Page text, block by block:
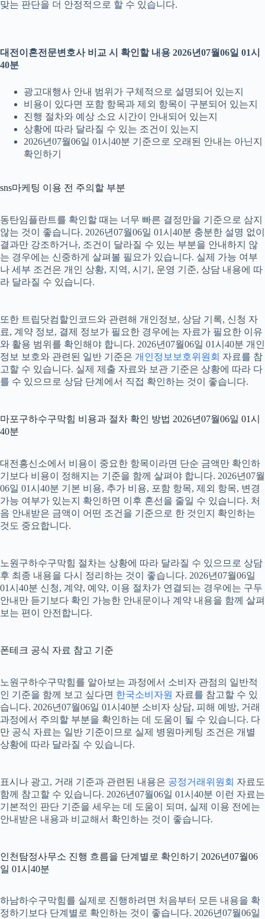
맞는 판단을 더 안정적으로 할 수 있습니다.
대전이혼전문변호사 비교 시 확인할 내용 2026년07월06일 01시
40분
광고대행사 안내 범위가 구체적으로 설명되어 있는지
비용이 있다면 포함 항목과 제외 항목이 구분되어 있는지
진행 절차와 예상 소요 시간이 안내되어 있는지
상황에 따라 달라질 수 있는 조건이 있는지
2026년07월06일 01시40분 기준으로 오래된 안내는 아닌지
확인하기
sns마케팅 이용 전 주의할 부분
동탄임플란트를 확인할 때는 너무 빠른 결정만을 기준으로 삼지
않는 것이 좋습니다. 2026년07월06일 01시40분 충분한 설명 없이
결과만 강조하거나, 조건이 달라질 수 있는 부분을 안내하지 않
는 경우에는 신중하게 살펴볼 필요가 있습니다. 실제 가능 여부
나 세부 조건은 개인 상황, 지역, 시기, 운영 기준, 상담 내용에 따
라 달라질 수 있습니다.
또한 트립닷컴할인코드와 관련해 개인정보, 상담 기록, 신청 자
료, 계약 정보, 결제 정보가 필요한 경우에는 자료가 필요한 이유
와 활용 범위를 확인해야 합니다. 2026년07월06일 01시40분 개인
정보 보호와 관련된 일반 기준은 개인정보보호위원회 자료를 참
고할 수 있습니다. 실제 제출 자료와 보관 기준은 상황에 따라 다
를 수 있으므로 상담 단계에서 직접 확인하는 것이 좋습니다.
마포구하수구막힘 비용과 절차 확인 방법 2026년07월06일 01시
40분
대전흥신소에서 비용이 중요한 항목이라면 단순 금액만 확인하
기보다 비용이 정해지는 기준을 함께 살펴야 합니다. 2026년07월
06일 01시40분 기본 비용, 추가 비용, 포함 항목, 제외 항목, 변경
가능 여부가 있는지 확인하면 이후 혼선을 줄일 수 있습니다. 처
음 안내받은 금액이 어떤 조건을 기준으로 한 것인지 확인하는
것도 중요합니다.
노원구하수구막힘 절차는 상황에 따라 달라질 수 있으므로 상담
후 최종 내용을 다시 정리하는 것이 좋습니다. 2026년07월06일
01시40분 신청, 계약, 예약, 이용 절차가 연결되는 경우에는 구두
안내만 듣기보다 확인 가능한 안내문이나 계약 내용을 함께 살펴
보는 편이 안전합니다.
폰테크 공식 자료 참고 기준
노원구하수구막힘를 알아보는 과정에서 소비자 관점의 일반적
인 기준을 함께 보고 싶다면 한국소비자원 자료를 참고할 수 있
습니다. 2026년07월06일 01시40분 소비자 상담, 피해 예방, 거래
과정에서 주의할 부분을 확인하는 데 도움이 될 수 있습니다. 다
만 공식 자료는 일반 기준이므로 실제 병원마케팅 조건은 개별
상황에 따라 달라질 수 있습니다.
표시나 광고, 거래 기준과 관련된 내용은 공정거래위원회 자료도
함께 참고할 수 있습니다. 2026년07월06일 01시40분 이런 자료는
기본적인 판단 기준을 세우는 데 도움이 되며, 실제 이용 전에는
안내받은 내용과 비교해서 확인하는 것이 좋습니다.
인천탐정사무소 진행 흐름을 단계별로 확인하기 2026년07월06
일 01시40분
하남하수구막힘를 실제로 진행하려면 처음부터 모든 내용을 확
정하기보다 단계별로 확인하는 것이 좋습니다. 2026년07월06일